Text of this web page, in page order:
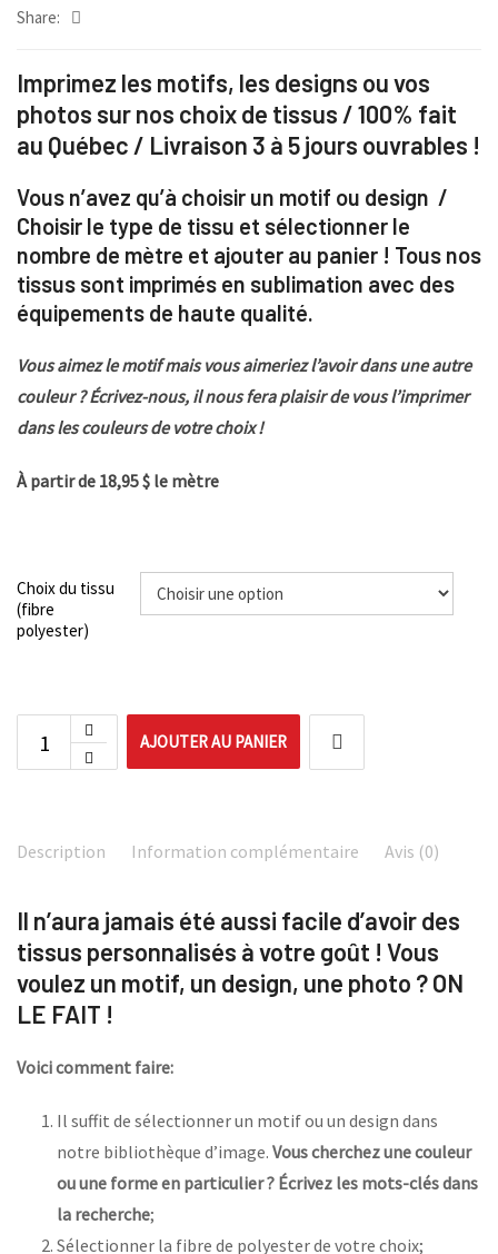
Share:
Imprimez les motifs, les designs ou vos
photos sur nos choix de tissus / 100% fait
au Québec / Livraison 3 à 5 jours ouvrables !
Vous n’avez qu’à choisir un motif ou design /
Choisir le type de tissu et sélectionner le
nombre de mètre et ajouter au panier ! Tous nos
tissus sont imprimés en sublimation avec des
équipements de haute qualité.
Vous aimez le motif mais vous aimeriez l’avoir dans une autre
couleur ? Écrivez-nous, il nous fera plaisir de vous l’imprimer
dans les couleurs de votre choix !
À partir de 18,95 $ le mètre
Choix du tissu
(fibre
polyester)
AJOUTER AU PANIER
Description Information complémentaire Avis (0)
Il n’aura jamais été aussi facile d’avoir des
tissus personnalisés à votre goût ! Vous
voulez un motif, un design, une photo ? ON
LE FAIT !
Voici comment faire:
Il suffit de sélectionner un motif ou un design dans
notre bibliothèque d’image. Vous cherchez une couleur
ou une forme en particulier ? Écrivez les mots-clés dans
la recherche;
Sélectionner la fibre de polyester de votre choix;